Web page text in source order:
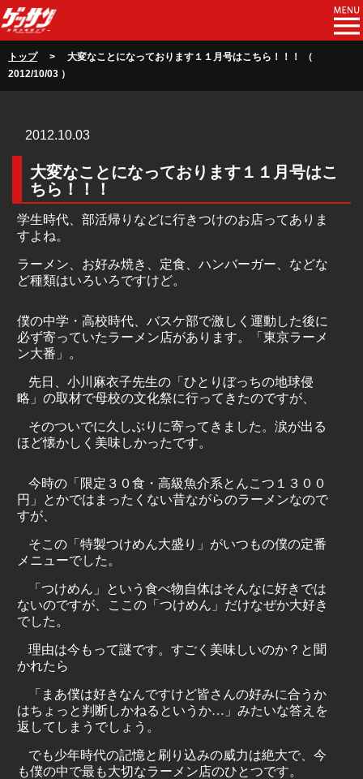
トップ> 大変なことになっております１１月号はこちら！！！ （
2012/10/03 ）
2012.10.03
大変なことになっております１１月号はこ
ちら！！！
学生時代、部活帰りなどに行きつけのお店ってありま
すよね。
ラーメン、お好み焼き、定食、ハンバーガー、などな
ど種類はいろいろですけど。
僕の中学・高校時代、バスケ部で激しく運動した後に
必ず寄っていたラーメン店があります。「東京ラーメ
ン大番」。
先日、小川麻衣子先生の「ひとりぼっちの地球侵
略」の取材で母校の文化祭に行ってきたのですが、
そのついでに久しぶりに寄ってきました。涙が出る
ほど懐かしく美味しかったです。
今時の「限定３０食・高級魚介系とんこつ１３００
円」とかではまったくない昔ながらのラーメンなので
すが、
そこの「特製つけめん大盛り」がいつもの僕の定番
メニューでした。
「つけめん」という食べ物自体はそんなに好きでは
ないのですが、ここの「つけめん」だけなぜか大好き
でした。
理由は今もって謎です。すごく美味しいのか？と聞
かれたら
「まあ僕は好きなんですけど皆さんの好みに合うか
はちょっと判断しかねるというか…」みたいな答えを
返してしまうでしょう。
でも少年時代の記憶と刷り込みの威力は絶大で、今
も僕の中で最も大切なラーメン店のひとつです。